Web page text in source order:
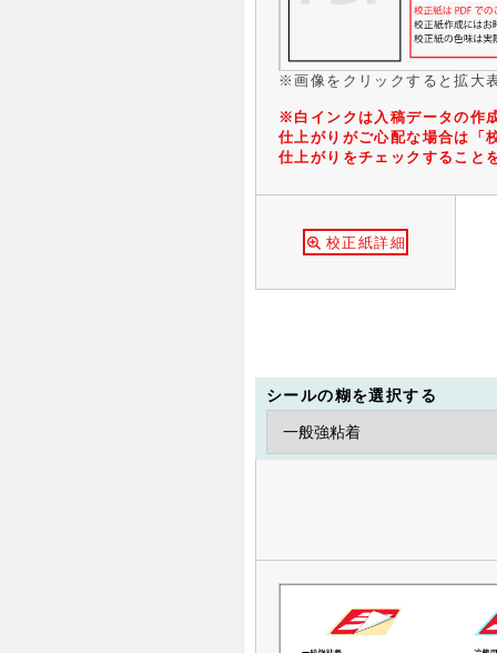
※画像をクリックすると拡大
※白インクは入稿データの作
仕上がりがご心配な場合は「
仕上がりをチェックすること
校正紙詳細
シールの糊を選択する